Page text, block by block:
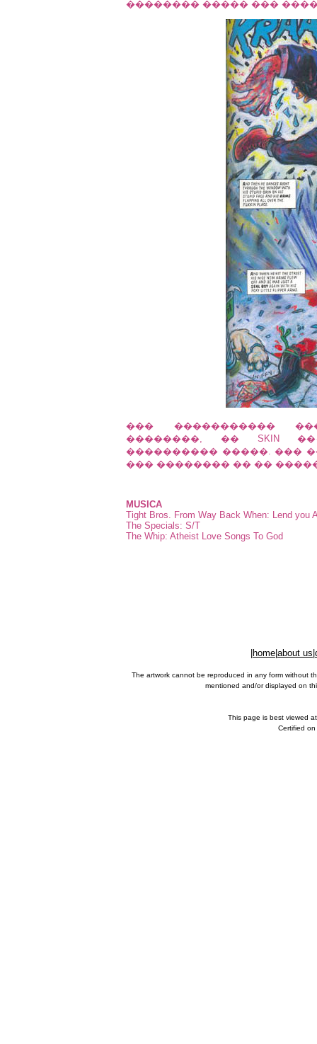
�������� ����� ���
��� �����������
��������, �� SKIN
���������� �����. ���
��� �������� �� ��
MUSICA
Tight Bros. From Way Back When: Lend you
The Specials: S/T
The Whip: Atheist Love Songs To God
home about us
The artwork cannot be reproduced in any form without
mentioned and/or displayed on
This page is best viewed
Certified on